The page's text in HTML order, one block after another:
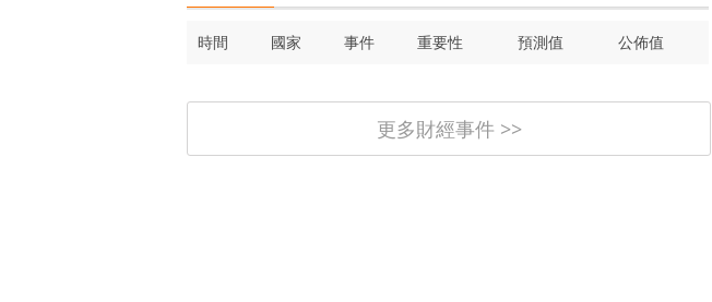
時間 國家 事件 重要性 預測值 公佈值
更多財經事件 >>